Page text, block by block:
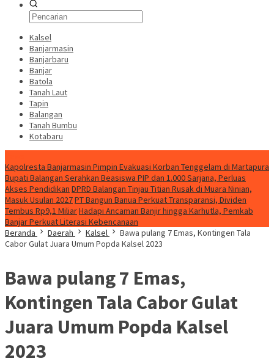
Kalsel
Banjarmasin
Banjarbaru
Banjar
Batola
Tanah Laut
Tapin
Balangan
Tanah Bumbu
Kotabaru
Kapolresta Banjarmasin Pimpin Evakuasi Korban Tenggelam di Martapura
Bupati Balangan Serahkan Beasiswa PIP dan 1.000 Sarjana, Perluas
Akses Pendidikan DPRD Balangan Tinjau Titian Rusak di Muara Ninian,
Masuk Usulan 2027PT Bangun Banua Perkuat Transparansi, Dividen
Tembus Rp9,1 MiliarHadapi Ancaman Banjir hingga Karhutla, Pemkab
Banjar Perkuat Literasi Kebencanaan
Beranda
Daerah Kalsel
Bawa pulang 7 Emas, Kontingen Tala
Cabor Gulat Juara Umum Popda Kalsel 2023
Bawa pulang 7 Emas,
Kontingen Tala Cabor Gulat
Juara Umum Popda Kalsel
2023